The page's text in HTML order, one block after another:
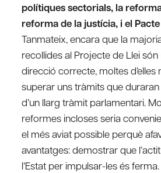
polítiques sectorials, la
reforma de la justícia, i el
Tanmateix, encara que la
recollides al Projecte de Llei són
direcció correcte, moltes d’elles
superar uns tràmits que
d’un llarg tràmit parlamentari.
reformes incloses seria
el més aviat possible perquè
avantatges: demostrar que
l’Estat per impulsar-les és